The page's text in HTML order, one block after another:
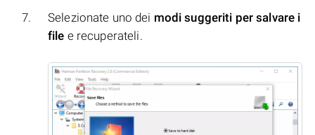
Selezionate uno dei modi suggeriti per salvare i
file e recuperateli.